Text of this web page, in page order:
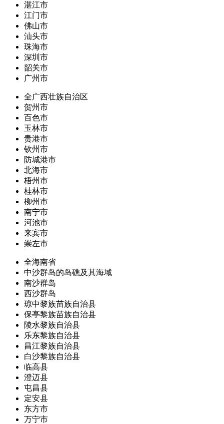
湛江市
江门市
佛山市
汕头市
珠海市
深圳市
韶关市
广州市
全广西壮族自治区
贺州市
百色市
玉林市
贵港市
钦州市
防城港市
北海市
梧州市
桂林市
柳州市
南宁市
河池市
来宾市
崇左市
全海南省
中沙群岛的岛礁及其海域
南沙群岛
西沙群岛
琼中黎族苗族自治县
保亭黎族苗族自治县
陵水黎族自治县
乐东黎族自治县
昌江黎族自治县
白沙黎族自治县
临高县
澄迈县
屯昌县
定安县
东方市
万宁市